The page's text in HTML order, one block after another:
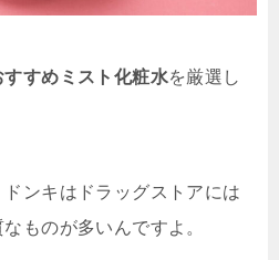
すすめミスト化粧水を厳選し
ンキはドラッグストアには
ものが多いんですよ。